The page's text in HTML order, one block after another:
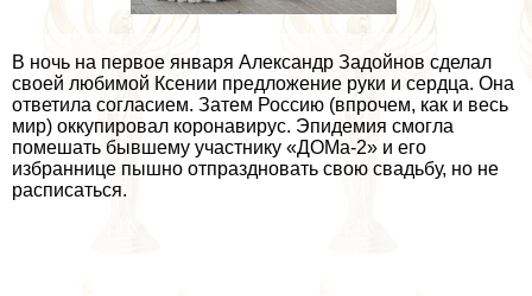
В ночь на первое января Александр Задойнов сделал
своей любимой Ксении предложение руки и сердца. Она
ответила согласием. Затем Россию (впрочем, как и весь
мир) оккупировал коронавирус. Эпидемия смогла
помешать бывшему участнику «ДОМа-2» и его
избраннице пышно отпраздновать свою свадьбу, но не
расписаться.